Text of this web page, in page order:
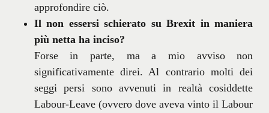
approfondire ciò.
Il non essersi schierato su Brexit in maniera
più netta ha inciso?
Forse in parte, ma a mio avviso non
significativamente direi. Al contrario molti dei
seggi persi sono avvenuti in realtà cosiddette
Labour-Leave (ovvero dove aveva vinto il Labour